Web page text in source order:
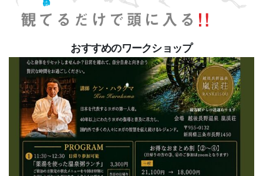
おすすめのワークショップ